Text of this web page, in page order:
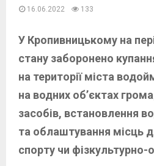
16.06.2022 133
У Кропивницькому на
стану заборонено
на території міста
на водних об’єктах
засобів, встановлення
та облаштування місць
спорту чи фізкультурно-